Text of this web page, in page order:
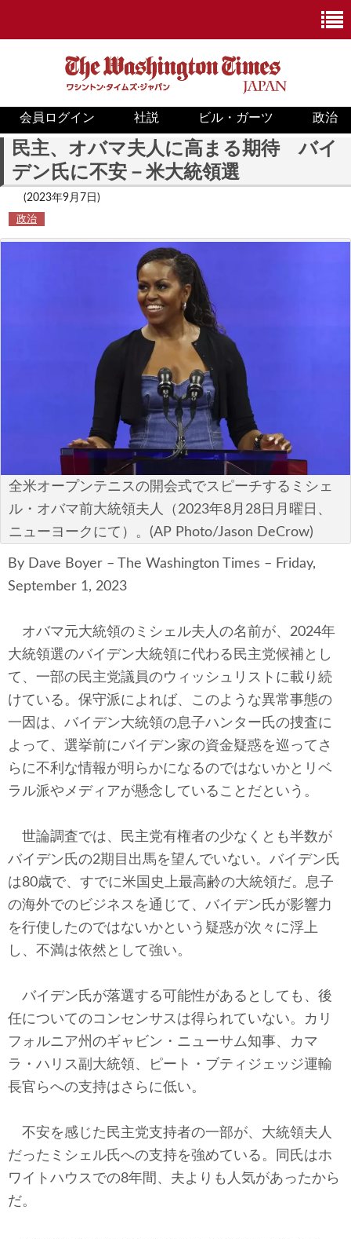
ニュース
政治
安全保障
ビジネス・経済
カルチャー
ポリシー
税制・予算
エネルギー・環境
サイバーセキュリティ―
航空宇宙・防衛
国境・移民政策
テクノロジー
コメンタリー
社説
東アジア
東京発
会員ログイン 社説 ビル・ガーツ 政治
民主、オバマ夫人に高まる期待 バイ
デン氏に不安－米大統領選
(2023年9月7日)
政治
全米オープンテニスの開会式でスピーチするミシェ
ル・オバマ前大統領夫人（2023年8月28日月曜日、
ニューヨークにて）。(AP Photo/Jason DeCrow)
By Dave Boyer – The Washington Times – Friday,
September 1, 2023
オバマ元大統領のミシェル夫人の名前が、2024年
大統領選のバイデン大統領に代わる民主党候補とし
て、一部の民主党議員のウィッシュリストに載り続
けている。保守派によれば、このような異常事態の
一因は、バイデン大統領の息子ハンター氏の捜査に
よって、選挙前にバイデン家の資金疑惑を巡ってさ
らに不利な情報が明らかになるのではないかとリベ
ラル派やメディアが懸念していることだという。
世論調査では、民主党有権者の少なくとも半数が
バイデン氏の2期目出馬を望んでいない。バイデン氏
は80歳で、すでに米国史上最高齢の大統領だ。息子
の海外でのビジネスを通じて、バイデン氏が影響力
を行使したのではないかという疑惑が次々に浮上
し、不満は依然として強い。
バイデン氏が落選する可能性があるとしても、後
任についてのコンセンサスは得られていない。カリ
フォルニア州のギャビン・ニューサム知事、カマ
ラ・ハリス副大統領、ピート・ブティジェッジ運輸
長官らへの支持はさらに低い。
不安を感じた民主党支持者の一部が、大統領夫人
だったミシェル氏への支持を強めている。同氏はホ
ワイトハウスでの8年間、夫よりも人気があったから
だ。